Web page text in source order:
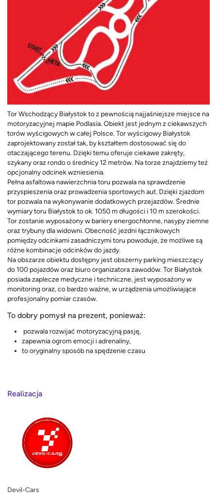
Tor Wschodzący Białystok to z pewnością najjaśniejsze miejsce na
motoryzacyjnej mapie Podlasia. Obiekt jest jednym z ciekawszych
torów wyścigowych w całej Polsce. Tor wyścigowy Białystok
zaprojektowany został tak, by kształtem dostosować się do
otaczającego terenu. Dzięki temu oferuje ciekawe zakręty,
szykany oraz rondo o średnicy 12 metrów. Na torze znajdziemy też
opcjonalny odcinek wzniesienia.
Pełna asfaltowa nawierzchnia toru pozwala na sprawdzenie
przyspieszenia oraz prowadzenia sportowych aut. Dzięki zjazdom
tor pozwala na wykonywanie dodatkowych przejazdów. Średnie
wymiary toru Białystok to ok. 1050 m długości i 10 m szerokości.
Tor zostanie wyposażony w bariery energochłonne, nasypy ziemne
oraz trybuny dla widowni. Obecność jezdni łącznikowych
pomiędzy odcinkami zasadniczymi toru powoduje, że możliwe są
różne kombinacje odcinków do jazdy.
Na obszarze obiektu dostępny jest obszerny parking mieszczący
do 100 pojazdów oraz biuro organizatora zawodów. Tor Białystok
posiada zaplecze medyczne i techniczne, jest wyposażony w
monitoring oraz, co bardzo ważne, w urządzenia umożliwiające
profesjonalny pomiar czasów.
To dobry pomysł na prezent, ponieważ:
pozwala rozwijać motoryzacyjną pasję,
zapewnia ogrom emocji i adrenaliny,
to oryginalny sposób na spędzenie czasu
Realizacja
Devil-Cars